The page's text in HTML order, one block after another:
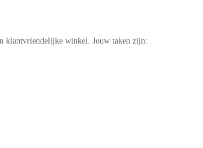
klantvriendelijke winkel. Jouw taken zijn: